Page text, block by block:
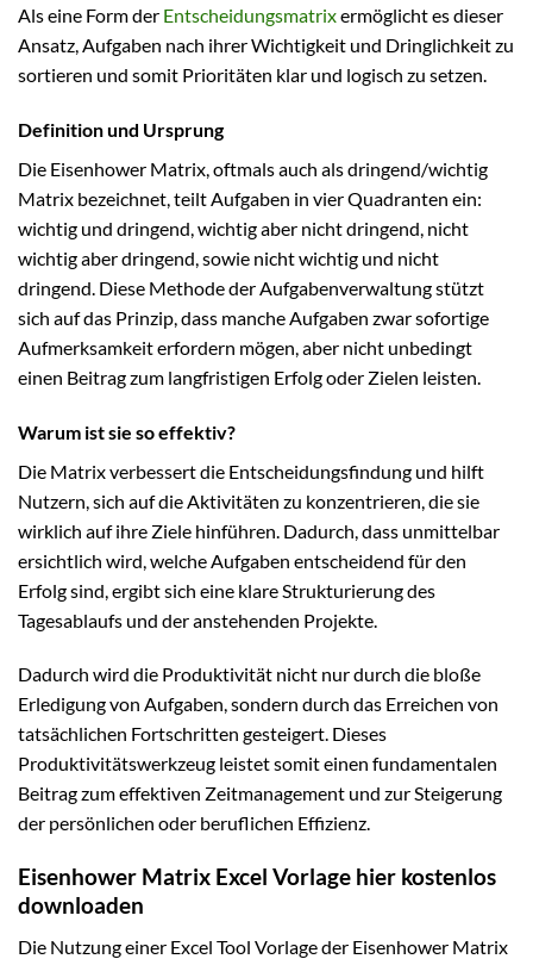
Als eine Form der Entscheidungsmatrixermöglicht es dieser
Ansatz, Aufgaben nach ihrer Wichtigkeit und Dringlichkeit zu
sortieren und somit Prioritäten klar und logisch zu setzen.
Definition und Ursprung
Die Eisenhower Matrix, oftmals auch als dringend/wichtig
Matrix bezeichnet, teilt Aufgaben in vier Quadranten ein:
wichtig und dringend, wichtig aber nicht dringend, nicht
wichtig aber dringend, sowie nicht wichtig und nicht
dringend. Diese Methode der Aufgabenverwaltung stützt
sich auf das Prinzip, dass manche Aufgaben zwar sofortige
Aufmerksamkeit erfordern mögen, aber nicht unbedingt
einen Beitrag zum langfristigen Erfolg oder Zielen leisten.
Warum ist sie so effektiv?
Die Matrix verbessert die Entscheidungsfindung und hilft
Nutzern, sich auf die Aktivitäten zu konzentrieren, die sie
wirklich auf ihre Ziele hinführen. Dadurch, dass unmittelbar
ersichtlich wird, welche Aufgaben entscheidend für den
Erfolg sind, ergibt sich eine klare Strukturierung des
Tagesablaufs und der anstehenden Projekte.
Dadurch wird die Produktivität nicht nur durch die bloße
Erledigung von Aufgaben, sondern durch das Erreichen von
tatsächlichen Fortschritten gesteigert. Dieses
Produktivitätswerkzeug leistet somit einen fundamentalen
Beitrag zum effektiven Zeitmanagement und zur Steigerung
der persönlichen oder beruflichen Effizienz.
Eisenhower Matrix Excel Vorlage hier kostenlos
downloaden
Die Nutzung einer Excel Tool Vorlage der Eisenhower Matrix